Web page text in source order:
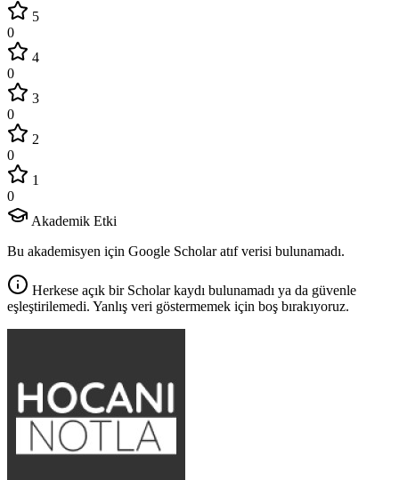
5
0
4
0
3
0
2
0
1
0
Akademik Etki
Bu akademisyen için Google Scholar atıf verisi bulunamadı.
Herkese açık bir Scholar kaydı bulunamadı ya da güvenle
eşleştirilemedi. Yanlış veri göstermemek için boş bırakıyoruz.